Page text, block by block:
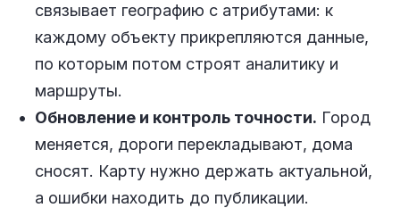
связывает географию с атрибутами: к
каждому объекту прикрепляются данные,
по которым потом строят аналитику и
маршруты.
Обновление и контроль точности. Город
меняется, дороги перекладывают, дома
сносят. Карту нужно держать актуальной,
а ошибки находить до публикации.